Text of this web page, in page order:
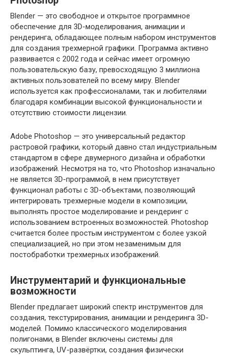
Blender — это свободное и открытое программное
обеспечение для 3D-моделирования, анимации и
рендеринга, обладающее полным набором инструментов
для создания трехмерной графики. Программа активно
развивается с 2002 года и сейчас имеет огромную
пользовательскую базу, превосходящую 3 миллиона
активных пользователей по всему миру. Blender
используется как профессионалами, так и любителями
благодаря комбинации высокой функциональности и
отсутствию стоимости лицензии.
Adobe Photoshop — это универсальный редактор
растровой графики, который давно стал индустриальным
стандартом в сфере двумерного дизайна и обработки
изображений. Несмотря на то, что Photoshop изначально
не является 3D-программой, в нем присутствует
функционал работы с 3D-объектами, позволяющий
интегрировать трехмерные модели в композиции,
выполнять простое моделирование и рендеринг с
использованием встроенных возможностей. Photoshop
считается более простым инструментом с более узкой
специализацией, но при этом незаменимым для
постобработки трехмерных изображений.
Инструментарий и функциональные
возможности
Blender предлагает широкий спектр инструментов для
создания, текстурирования, анимации и рендеринга 3D-
моделей. Помимо классического моделирования
полигонами, в Blender включены системы для
скульптинга, UV-развёртки, создания физически